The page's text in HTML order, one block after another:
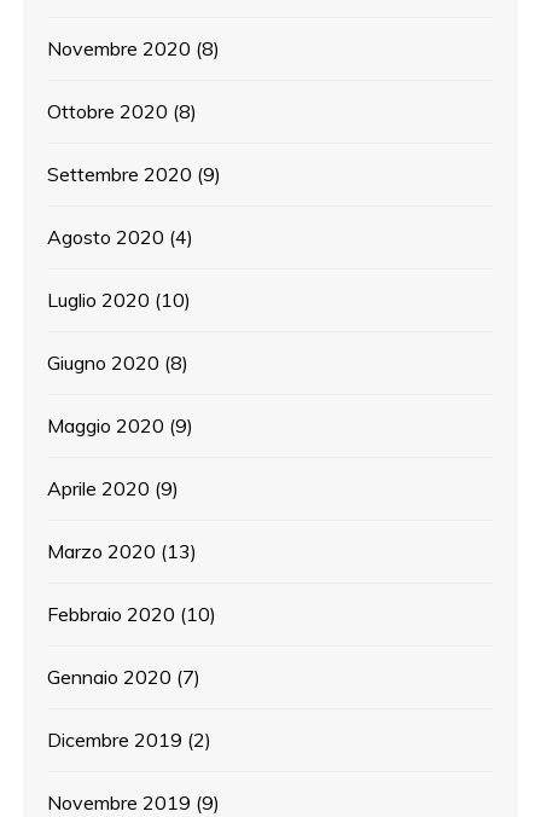
Novembre 2020 (8)
Ottobre 2020 (8)
Settembre 2020 (9)
Agosto 2020 (4)
Luglio 2020 (10)
Giugno 2020 (8)
Maggio 2020 (9)
Aprile 2020 (9)
Marzo 2020 (13)
Febbraio 2020 (10)
Gennaio 2020 (7)
Dicembre 2019 (2)
Novembre 2019 (9)